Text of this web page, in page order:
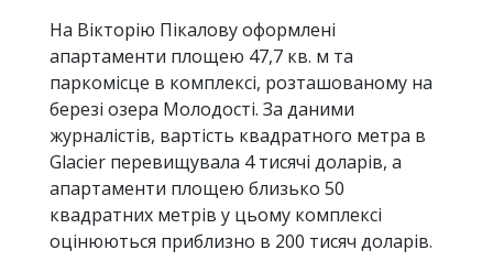
На Вікторію Пікалову оформлені
апартаменти площею 47,7 кв. м та
паркомісце в комплексі, розташованому на
березі озера Молодості. За даними
журналістів, вартість квадратного метра в
Glacier перевищувала 4 тисячі доларів, а
апартаменти площею близько 50
квадратних метрів у цьому комплексі
оцінюються приблизно в 200 тисяч доларів.